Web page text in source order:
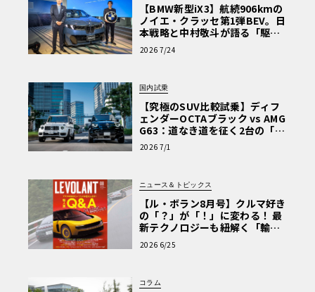
【BMW新型iX3】航続906kmの
ノイエ・クラッセ第1弾BEV。日
本戦略と中村敬斗が語る「駆け
ぬける歓び」
2026 7/24
国内試乗
【究極のSUV比較試乗】ディフ
ェンダーOCTAブラック vs AMG
G63：道なき道を征く2台の「対
極的アプローチ」
2026 7/1
ニュース＆トピックス
【ル・ボラン8月号】クルマ好き
の「？」が「！」に変わる！ 最
新テクノロジーも紐解く「輸入
車Q&A」
2026 6/25
コラム